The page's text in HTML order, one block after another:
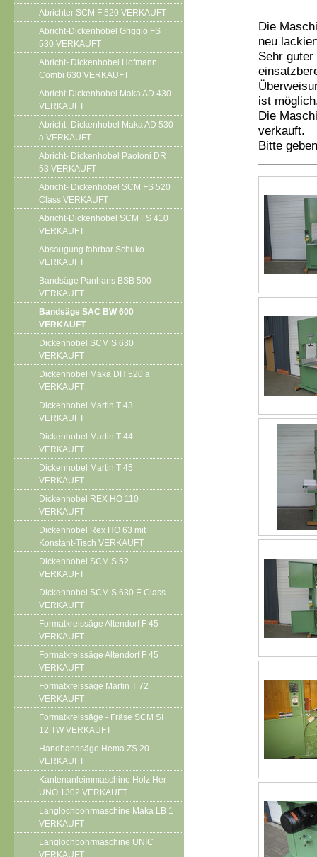
Die
neu
Sehr
ist
Die
verkauft.
Bitte
Abrichter SCM F 520 VERKAUFT
Abricht-Dickenhobel Griggio FS
530 VERKAUFT
Abricht- Dickenhobel Hofmann
Combi 630 VERKAUFT
Abricht-Dickenhobel Maka AD 430
VERKAUFT
Abricht- Dickenhobel Maka AD 530
a VERKAUFT
Abricht- Dickenhobel Paoloni DR
53 VERKAUFT
Abricht- Dickenhobel SCM FS 520
Class VERKAUFT
Abricht-Dickenhobel SCM FS 410
VERKAUFT
Absaugung fahrbar Schuko
VERKAUFT
Bandsäge Panhans BSB 500
VERKAUFT
Bandsäge SAC BW 600
VERKAUFT
Dickenhobel SCM S 630
VERKAUFT
Dickenhobel Maka DH 520 a
VERKAUFT
Dickenhobel Martin T 43
VERKAUFT
Dickenhobel Martin T 44
VERKAUFT
Dickenhobel Martin T 45
VERKAUFT
Dickenhobel REX HO 110
VERKAUFT
Dickenhobel Rex HO 63 mit
Konstant-Tisch VERKAUFT
Dickenhobel SCM S 52
VERKAUFT
Dickenhobel SCM S 630 E Class
VERKAUFT
Formatkreissäge Altendorf F 45
VERKAUFT
Formatkreissäge Altendorf F 45
VERKAUFT
Formatkreissäge Martin T 72
VERKAUFT
Formatkreissäge - Fräse SCM SI
12 TW VERKAUFT
Handbandsäge Hema ZS 20
VERKAUFT
Kantenanleimmaschine Holz Her
UNO 1302 VERKAUFT
Langlochbohrmaschine Maka LB 1
VERKAUFT
Langlochbohrmaschine UNIC
VERKAUFT